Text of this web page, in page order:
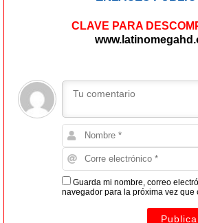
CLAVE PARA
Guarda mi nombre, correo
navegador para la próxima vez que